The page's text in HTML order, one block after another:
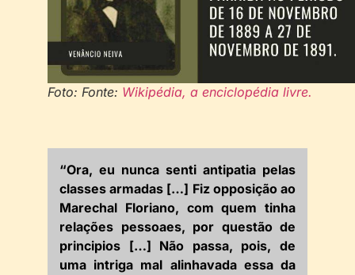
Foto: Fonte: Wikipédia, a enciclopédia livre.
“Ora, eu nunca senti antipatia pelas
classes armadas […] Fiz opposição ao
Marechal Floriano, com quem tinha
relações pessoaes, por questão de
principios […] Não passa, pois, de
uma intriga mal alinhavada essa da